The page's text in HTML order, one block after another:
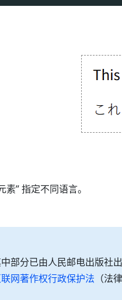
” 指定不同语言。
部分已由人民邮电出版
网著作权行政保护法 （法